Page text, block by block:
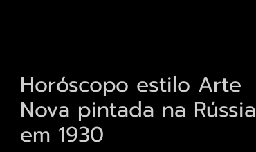
Horóscopo estilo Arte
Nova pintada na Rússia
em 1930